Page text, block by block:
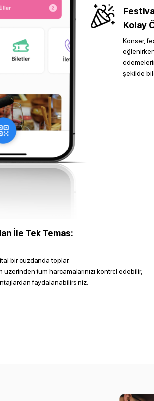
Kolay
Konser,
şekilde
İle Tek Temas:
bir cüzdanda toplar.
tüm harcamalarınızı kontrol edebilir,
faydalanabilirsiniz.